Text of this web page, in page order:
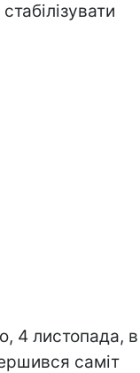
4 листопада, в
саміт